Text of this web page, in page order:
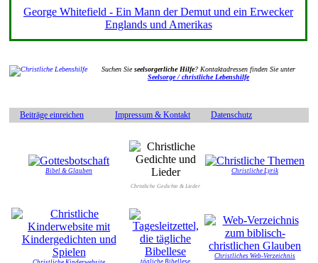
George Whitefield - Ein Mann der Demut und ein Erwecker
Englands und Amerikas
Suchen Sieseelsorgerliche Hilfe? Kontaktadressen finden Sie unter
Seelsorge / christliche Lebenshilfe
Beiträge einreichen Impressum & Kontakt Datenschutz
Bibel & Glauben
Christliche Gedichte & Lieder
Christliche Lyrik
tägliche Bibellese
Christliches Web-Verzeichnis